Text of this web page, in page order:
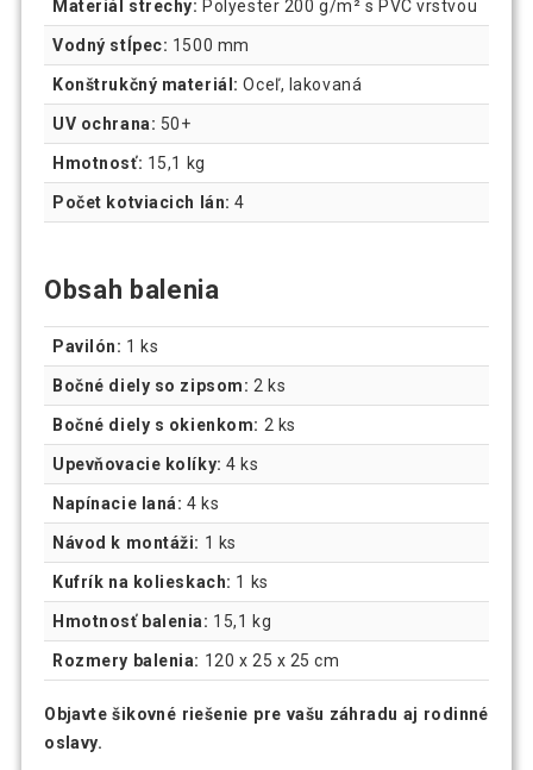
Materiál strechy: Polyester 200 g/m² s PVC vrstvou
Vodný stĺpec: 1500 mm
Konštrukčný materiál: Oceľ, lakovaná
UV ochrana: 50+
Hmotnosť: 15,1 kg
Počet kotviacich lán: 4
Obsah balenia
Pavilón: 1 ks
Bočné diely so zipsom: 2 ks
Bočné diely s okienkom: 2 ks
Upevňovacie kolíky: 4 ks
Napínacie laná: 4 ks
Návod k montáži: 1 ks
Kufrík na kolieskach: 1 ks
Hmotnosť balenia: 15,1 kg
Rozmery balenia: 120 x 25 x 25 cm
Objavte šikovné riešenie pre vašu záhradu aj rodinné
oslavy.